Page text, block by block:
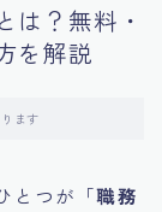
は？無料・
を解説
ます
とつが「職務